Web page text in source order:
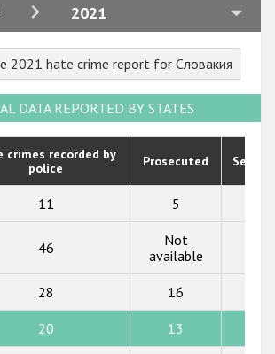
2021
2024
2022
2021
2020
2021 hate crime report for Словакия
DATA REPORTED BY STATES
crimes recorded by
police
Prosecuted
11 5
46
Not
available
28 16
20 13